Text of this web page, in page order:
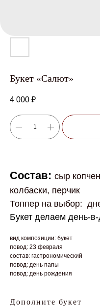
Букет «Салют»
4 000 ₽
Состав: сыр
колбаски, перчик
Топпер на выбор:
Букет делаем день-
вид композиции: букет
повод: 23 февраля
состав: гастрономический
повод: день папы
повод: день рождения
Дополните букет